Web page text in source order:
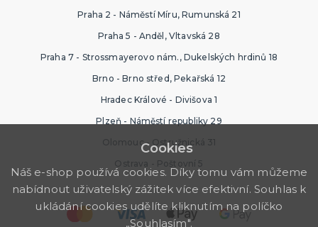
Praha 2 - Náměstí Míru, Rumunská 21
Praha 5 - Anděl, Vltavská 28
Praha 7 - Strossmayerovo nám., Dukelských hrdinů 18
Brno - Brno střed, Pekařská 12
Hradec Králové - Divišova 1
Plzeň - Náměstí republiky 29
Olomouc - Ostružnická 31
Ostrava - Poštovní 5
Cookies
Náš e-shop používá cookies. Díky tomu vám můžeme
nabídnout uživatelský zážitek více efektivní. Souhlas k
ukládání cookies udělíte kliknutím na políčko
„Souhlasím".